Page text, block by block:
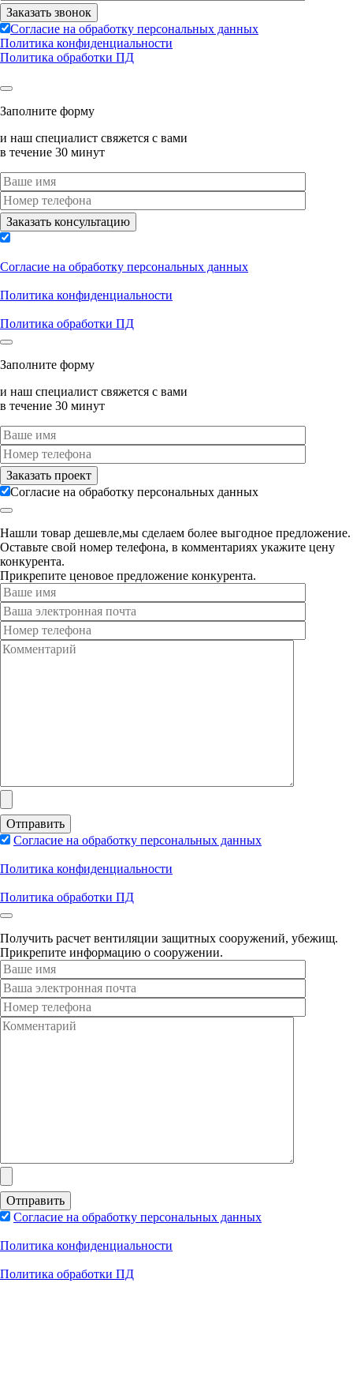
Согласие на обработку персональных данных
Политика конфиденциальности
Политика обработки ПД
Заполните форму
и наш специалист свяжется с вами
в течение 30 минут
Согласие на обработку персональных данных
Политика конфиденциальности
Политика обработки ПД
Заполните форму
и наш специалист свяжется с вами
в течение 30 минут
Согласие на обработку персональных данных
Нашли товар дешевле,мы сделаем более выгодное предложение.
Оставьте свой номер телефона, в комментариях укажите цену
конкурента.
Прикрепите ценовое предложение конкурента.
Согласие на обработку персональных данных
Политика конфиденциальности
Политика обработки ПД
Получить расчет вентиляции защитных сооружений, убежищ.
Прикрепите информацию о сооружении.
Согласие на обработку персональных данных
Политика конфиденциальности
Политика обработки ПД